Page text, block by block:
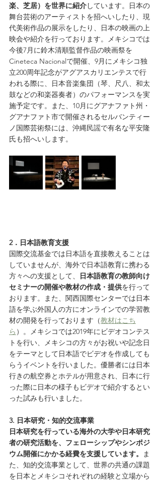
楽、芝居）を世界に紹介しています。日本の
舞台芸術のアーティストを招へいしたり、現
代美術作品の展示をしたり、日本の映画の上
映会や紹介を行っております。メキシコでは
今後7月に鈴木清順監督作品の映画祭を
Cineteca Nacionalで開催、9月にメキシコ独
立200周年記念がアグアスカリエンテスで行
われる際に、日本音楽集団（琴、尺八、和太
鼓などの和楽器奏者）のパフォーマンスを実
施予定です。また、10月にグアナファト州・
グアナファト市で開催されるセルバンティー
ノ国際芸術祭には、沖縄民謡で有名な平安隆
氏も招へいします。
2．日本語教育支援
国際交流基金では日本語を直接教えることは
していませんが、海外で日本語教育に携わる
方々への支援として、
日本語教育の教師向け
セミナーの開催や教材の作成・提供を行って
おります。また、関西国際センターでは日本
語を学ぶ外国人の方にオンラインでの学習教
材の開発を行っております（教材はこち
ら ）。メキシコでは2019年にビデオコンテス
トを行い、メキシコの方々がお祝いや記念日
をテーマとして日本語でビデオを作成しても
らうイベントを行いました。優勝者には日本
行きの航空券とホテルが用意され、日本に行
った際に日本の様子もビデオで紹介するとい
った試みも行いました。
3. 日本研究・知的交流事業
日本研究を行っている海外の大学や日本研究
者の研究活動を、フェローシップやシンポジ
ウム開催にかかる経費を支援しています。
ま
た、知的交流事業として、世界の共通の課題
を日本とメキシコそれぞれの経験と立場から